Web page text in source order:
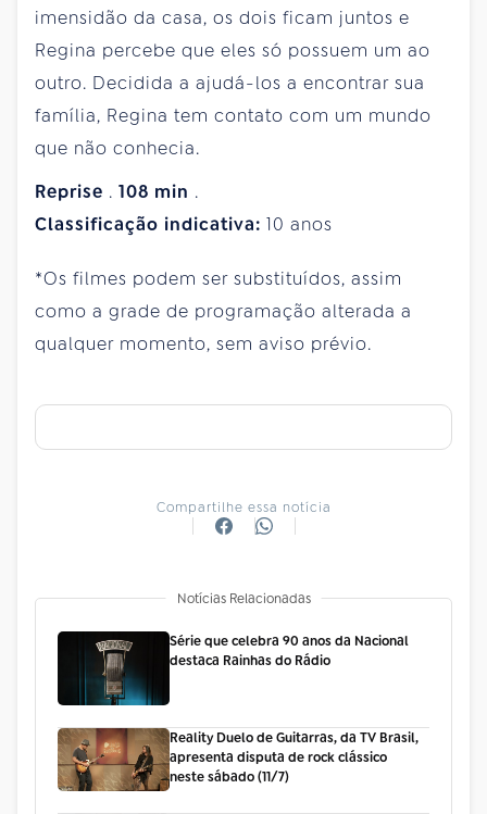
imensidão da casa, os dois ficam juntos e
Regina percebe que eles só possuem um ao
outro. Decidida a ajudá-los a encontrar sua
família, Regina tem contato com um mundo
que não conhecia.
Reprise . 108 min .
Classificação indicativa: 10 anos
*Os filmes podem ser substituídos, assim
como a grade de programação alterada a
qualquer momento, sem aviso prévio.
Compartilhe essa notícia
Notícias Relacionadas
Série que celebra 90 anos da Nacional
destaca Rainhas do Rádio
Reality Duelo de Guitarras, da TV Brasil,
apresenta disputa de rock clássico
neste sábado (11/7)